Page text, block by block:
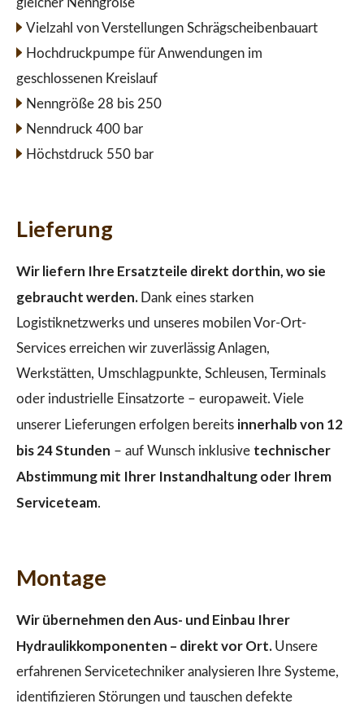
gleicher Nenngröße
Vielzahl von Verstellungen Schrägscheibenbauart
Hochdruckpumpe für Anwendungen im
geschlossenen Kreislauf
Nenngröße 28 bis 250
Nenndruck 400 bar
Höchstdruck 550 bar
Lieferung
Wir liefern Ihre Ersatzteile direkt dorthin, wo sie
gebraucht werden. Dank eines starken
Logistiknetzwerks und unseres mobilen Vor-Ort-
Services erreichen wir zuverlässig Anlagen,
Werkstätten, Umschlagpunkte, Schleusen, Terminals
oder industrielle Einsatzorte – europaweit. Viele
unserer Lieferungen erfolgen bereits innerhalb von 12
bis 24 Stunden – auf Wunsch inklusive technischer
Abstimmung mit Ihrer Instandhaltung oder Ihrem
Serviceteam.
Montage
Wir übernehmen den Aus- und Einbau Ihrer
Hydraulikkomponenten – direkt vor Ort. Unsere
erfahrenen Servicetechniker analysieren Ihre Systeme,
identifizieren Störungen und tauschen defekte